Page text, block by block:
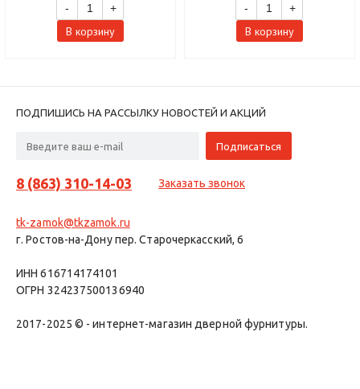
- +
В корзину
- +
В корзину
ПОДПИШИСЬ НА РАССЫЛКУ НОВОСТЕЙ И АКЦИЙ
8 (863) 310-14-03 Заказать звонок
tk-zamok@tkzamok.ru
г. Ростов-на-Дону пер. Старочеркасский, 6
ИНН 616714174101
ОГРН 324237500136940
2017-2025 © - интернет-магазин дверной фурнитуры.